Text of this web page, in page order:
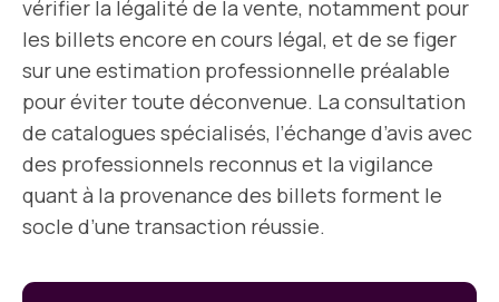
vérifier la légalité de la vente, notamment pour
les billets encore en cours légal, et de se figer
sur une estimation professionnelle préalable
pour éviter toute déconvenue. La consultation
de catalogues spécialisés, l’échange d’avis avec
des professionnels reconnus et la vigilance
quant à la provenance des billets forment le
socle d’une transaction réussie.